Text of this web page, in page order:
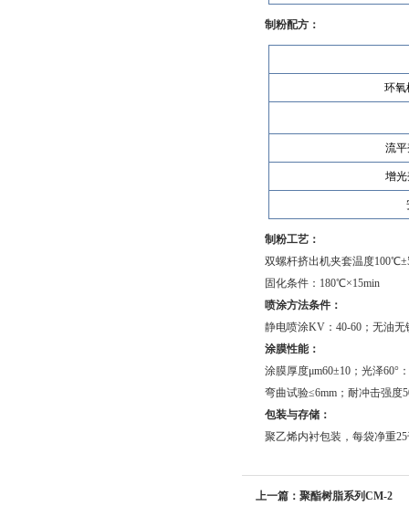
制粉配方：
环氧
流
增
制粉工艺：
双螺杆挤出机夹套温度
固化条件：180℃×15min
喷涂方法条件：
静电喷涂KV：40-60；无油无
涂膜性能：
涂膜厚度μm60±10；光泽60°
弯曲试验≤6mm；耐冲击强度
包装与存储：
聚乙烯内衬包装，每袋净重
上一篇：聚酯树脂系列CM-2